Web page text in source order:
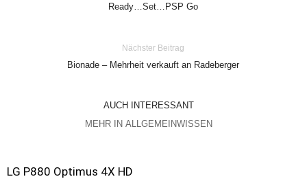
Ready…Set…PSP Go
Nächster Beitrag
Bionade – Mehrheit verkauft an Radeberger
AUCH INTERESSANT
MEHR IN ALLGEMEINWISSEN
LG P880 Optimus 4X HD